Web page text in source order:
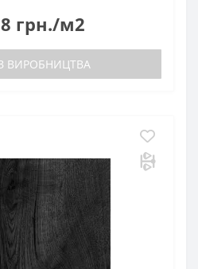
грн./м2
ВИРОБНИЦТВА